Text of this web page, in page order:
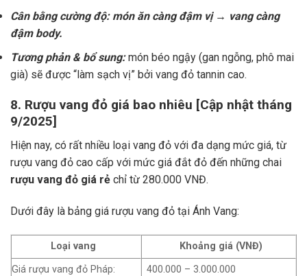
Cân bằng cường độ: món ăn càng đậm vị → vang càng
đậm body.
Tương phản & bổ sung:món béo ngậy (gan ngỗng, phô mai
già) sẽ được “làm sạch vị” bởi vang đỏ tannin cao.
8. Rượu vang đỏ giá bao nhiêu [Cập nhật tháng
9/2025]
Hiện nay, có rất nhiều loại vang đỏ với đa dạng mức giá, từ
rượu vang đỏ cao cấp với mức giá đắt đỏ đến những chai
rượu vang đỏ giá rẻ chỉ từ 280.000 VNĐ.
Dưới đây là bảng giá rượu vang đỏ tại Ánh Vang:
Loại vang
Khoảng giá (VNĐ)
Giá rượu vang đỏ Pháp:
400.000 – 3.000.000